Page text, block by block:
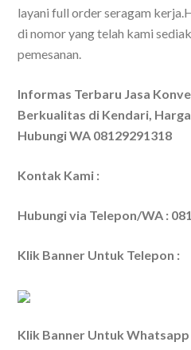
layani full order seragam
di nomor yang telah kami
pemesanan.
Informas Terbaru Jasa
Berkualitas di Kendari,
Hubungi WA 08129291318
Kontak Kami :
Hubungi via Telepon/WA :
Klik Banner Untuk Telepon :
Klik Banner Untuk Whatsapp